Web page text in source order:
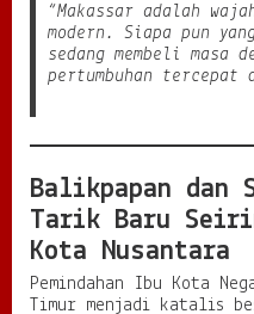
“Makassar adalah
modern. Siapa pun
sedang membeli masa
pertumbuhan
Balikpapan dan
Tarik Baru
Kota Nusantara
Pemindahan Ibu Kota
Timur menjadi katalis